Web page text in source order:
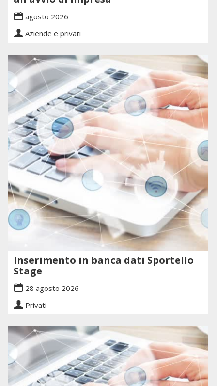
agosto 2026
Aziende e privati
Inserimento in banca dati Sportello
Stage
28 agosto 2026
Privati